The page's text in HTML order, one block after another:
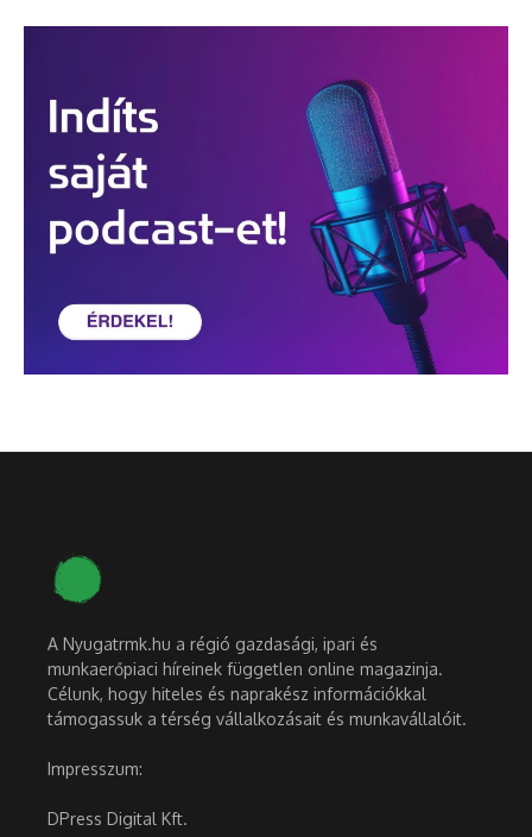
A Nyugatrmk.hu a régió gazdasági, ipari és
munkaerőpiaci híreinek független online magazinja.
Célunk, hogy hiteles és naprakész információkkal
támogassuk a térség vállalkozásait és munkavállalóit.
Impresszum:
DPress Digital Kft.